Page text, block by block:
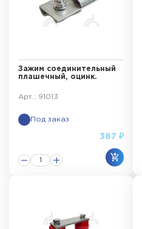
Зажим соединительный
плашечный, оцинк.
Арт.: 91013
Под заказ
387 ₽